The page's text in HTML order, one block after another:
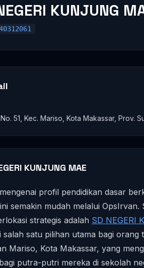
KUNJUNG
51, Kec. Mariso, Kota Makassar, Prov.
KUNJUNG MAE
profil pendidikan dasar
semakin mudah melalui OpsIrvan.
strategis adalah SD NEGERI
salah satu pilihan utama bagi orang
Mariso, Kota Makassar, yang
putra-putri mereka di sekolah